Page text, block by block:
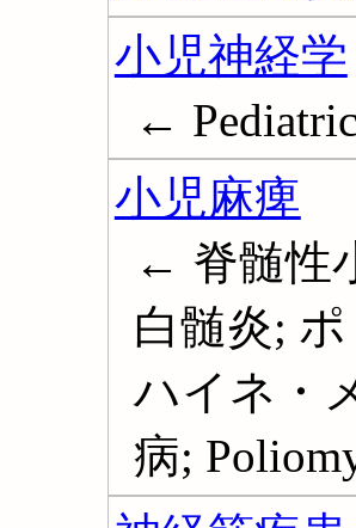
小児神経学
←
小児麻痺
← 脊髄性
白髄炎;
ハイネ・
病;